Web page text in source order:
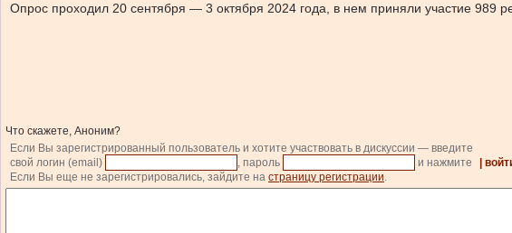
Опрос проходил 20 сентября — 3 октября 2024 года, в нем приняли участие 989
Что скажете, Аноним?
Если Вы зарегистрированный пользователь и хотите участвовать в дискуссии — введите
свой логин (email)
, пароль и нажмите |
Если Вы еще не зарегистрировались, зайдите на страницу регистрации.